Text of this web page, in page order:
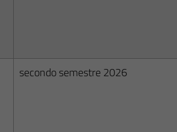
secondo semestre 2026